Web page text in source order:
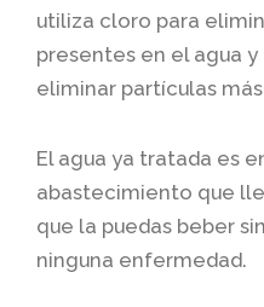
utiliza cloro para
presentes en el agua
eliminar partículas
El agua ya tratada es
abastecimiento que
que la puedas beber
ninguna enfermedad.